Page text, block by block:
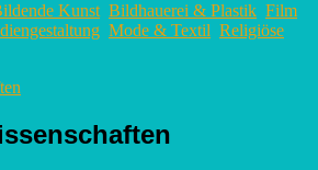
Kunst Bildhauerei & Plastik Film
Mode & Textil Religiöse